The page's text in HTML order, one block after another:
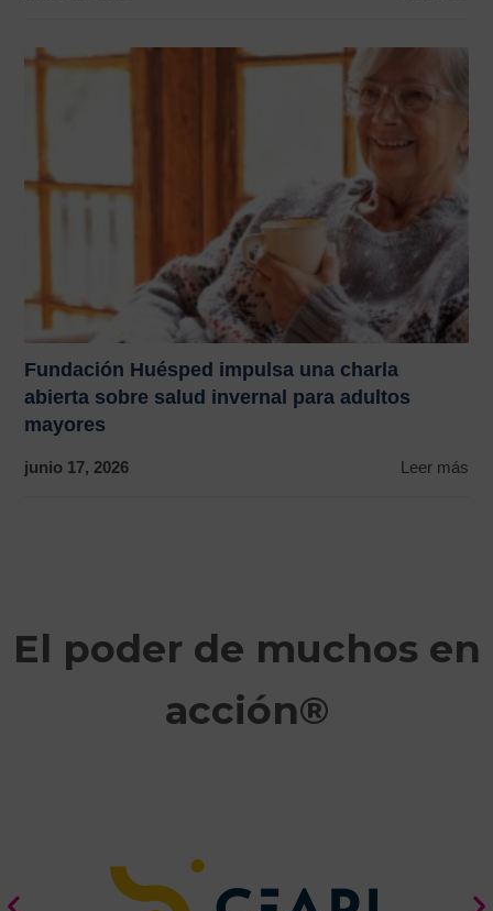
Fundación Huésped impulsa una charla
abierta sobre salud invernal para adultos
mayores
junio 17, 2026 Leer más
El poder de muchos en
acción®